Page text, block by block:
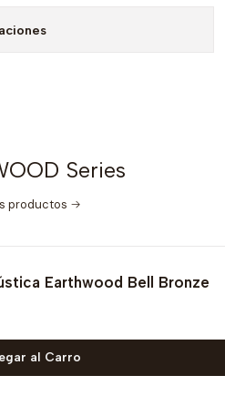
Series
productos
Earthwood Bell Bronze
al Carro